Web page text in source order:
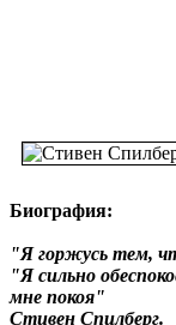
Биография:
"Я горжусь тем,
"Я сильно
мне покоя"
Стивен Спилберг.